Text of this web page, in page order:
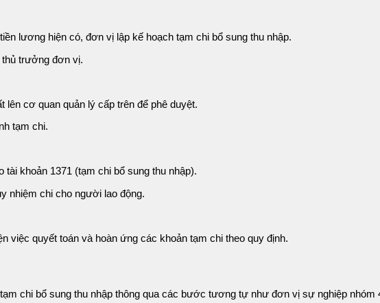
lương hiện có, đơn vị lập kế hoạch tạm chi bổ sung thu nhập.
trưởng đơn vị.
lên cơ quan quản lý cấp trên để phê duyệt.
tạm chi.
tài khoản 1371 (tạm chi bổ sung thu nhập).
nhiệm chi cho người lao động.
việc quyết toán và hoàn ứng các khoản tạm chi theo quy định.
chi bổ sung thu nhập thông qua các bước tương tự như đơn vị sự nghiệp nhóm